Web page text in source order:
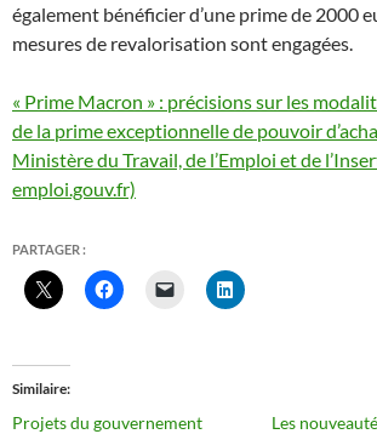
également bénéficier d’une prime de 2000
mesures de revalorisation sont engagées.
« Prime Macron » : précisions sur les
de la prime exceptionnelle de pouvoir
Ministère du Travail, de l’Emploi et de
emploi.gouv.fr)
PARTAGER :
Similaire
Projets du gouvernement
Les